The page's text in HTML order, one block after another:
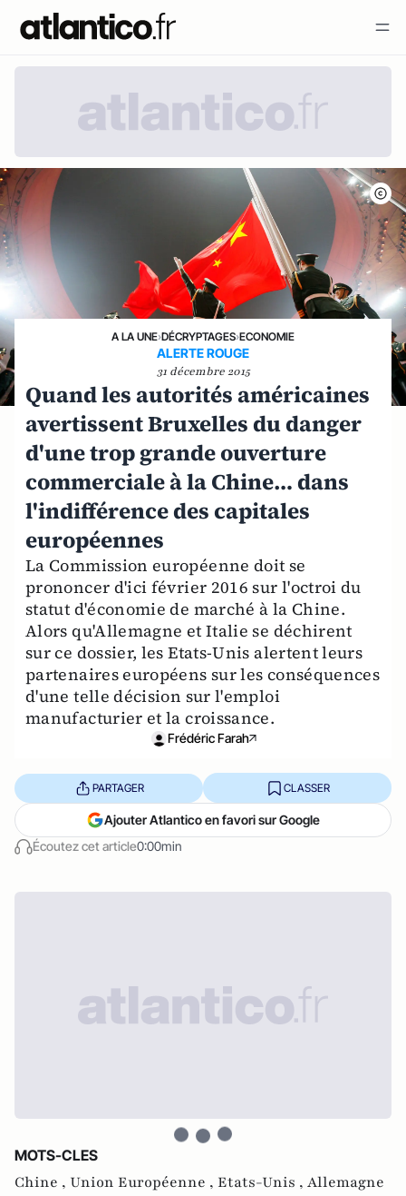
A LA UNE›DÉCRYPTAGES›ECONOMIE
ALERTE ROUGE
31 décembre 2015
Quand les autorités américaines
avertissent Bruxelles du danger
d'une trop grande ouverture
commerciale à la Chine… dans
l'indifférence des capitales
européennes
La Commission européenne doit se
prononcer d'ici février 2016 sur l'octroi du
statut d'économie de marché à la Chine.
Alors qu'Allemagne et Italie se déchirent
sur ce dossier, les Etats-Unis alertent leurs
partenaires européens sur les conséquences
d'une telle décision sur l'emploi
manufacturier et la croissance.
Frédéric Farah
Écoutez cet article0:00min
PARTAGER CLASSER
Ajouter Atlantico en favori sur Google
MOTS-CLES
Chine , Union Européenne , Etats-Unis , Allemagne